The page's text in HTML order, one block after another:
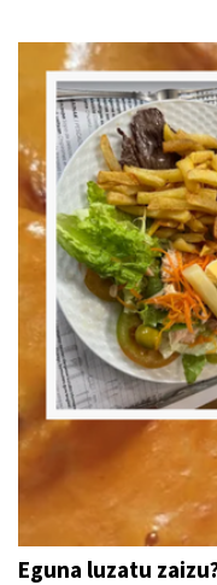
Eguna luzatu